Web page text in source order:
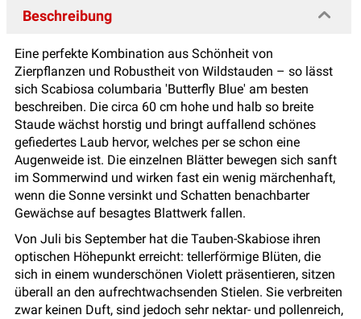
Beschreibung
Eine perfekte Kombination aus Schönheit von
Zierpflanzen und Robustheit von Wildstauden – so lässt
sich Scabiosa columbaria 'Butterfly Blue' am besten
beschreiben. Die circa 60 cm hohe und halb so breite
Staude wächst horstig und bringt auffallend schönes
gefiedertes Laub hervor, welches per se schon eine
Augenweide ist. Die einzelnen Blätter bewegen sich sanft
im Sommerwind und wirken fast ein wenig märchenhaft,
wenn die Sonne versinkt und Schatten benachbarter
Gewächse auf besagtes Blattwerk fallen.
Von Juli bis September hat die Tauben-Skabiose ihren
optischen Höhepunkt erreicht: tellerförmige Blüten, die
sich in einem wunderschönen Violett präsentieren, sitzen
überall an den aufrechtwachsenden Stielen. Sie verbreiten
zwar keinen Duft, sind jedoch sehr nektar- und pollenreich,